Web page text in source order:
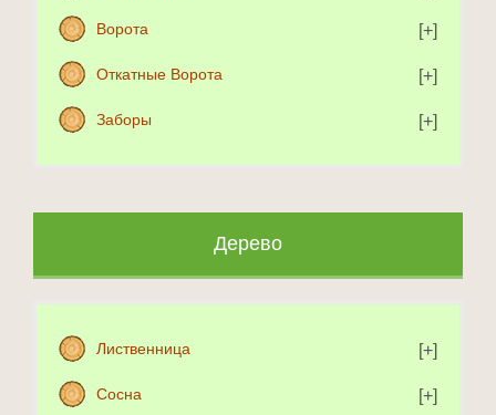
Ворота
Откатные Ворота
Заборы
Дерево
Лиственница
Сосна